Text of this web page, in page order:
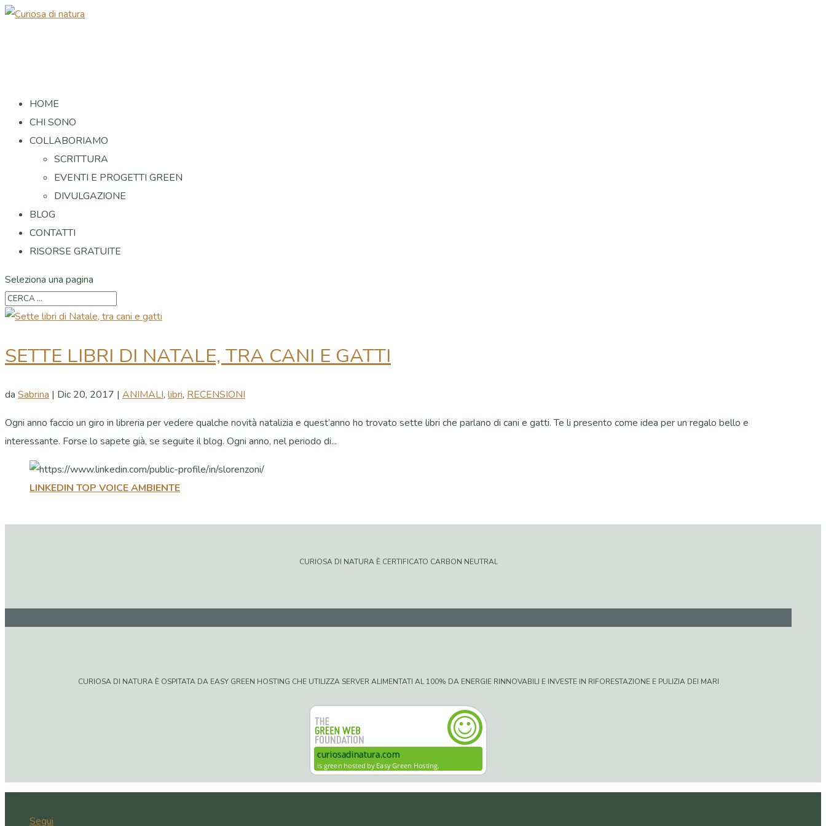
HOME
CHI SONO
COLLABORIAMO
SCRITTURA
EVENTI E PROGETTI GREEN
DIVULGAZIONE
BLOG
CONTATTI
RISORSE GRATUITE
Seleziona una pagina
SETTE LIBRI DI NATALE, TRA CANI E GATTI
da Sabrina | Dic 20, 2017 | ANIMALI, libri, RECENSIONI
Ogni anno faccio un giro in libreria per vedere qualche novità natalizia e quest’anno ho trovato sette libri che parlano di cani e gatti. Te li presento come idea per un regalo bello e
interessante. Forse lo sapete già, se seguite il blog. Ogni anno, nel periodo di...
LINKEDIN TOP VOICE AMBIENTE
CURIOSA DI NATURA È CERTIFICATO CARBON NEUTRAL
CURIOSA DI NATURA È OSPITATA DA EASY GREEN HOSTING CHE UTILIZZA SERVER ALIMENTATI AL 100% DA ENERGIE RINNOVABILI E INVESTE IN RIFORESTAZIONE E PULIZIA DEI MARI
Segui